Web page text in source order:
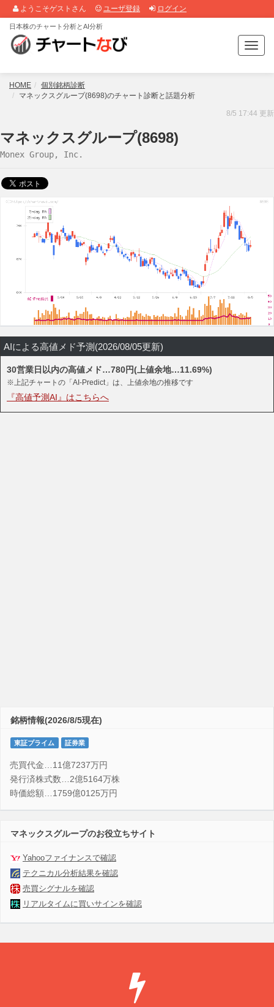
ようこそゲストさん ユーザ登録 ログイン
T
o
g
日本株のチャート分析とAI分析
HOME
個別銘柄診断
マネックスグループ(8698)のチャート診断と話題分析
8/5 17:44 更新
マネックスグループ(8698)
Monex Group, Inc.
AIによる高値メド予測(2026/08/05更新)
30営業日以内の高値メド…780円(上値余地…11.69%)
※上記チャートの「AI-Predict」は、上値余地の推移です
『高値予測AI』はこちらへ
銘柄情報(2026/8/5現在)
東証プライム 証券業
売買代金…11億7237万円
発行済株式数…2億5164万株
時価総額…1759億0125万円
マネックスグループのお役立ちサイト
Yahooファイナンスで確認
テクニカル分析結果を確認
売買シグナルを確認
リアルタイムに買いサインを確認